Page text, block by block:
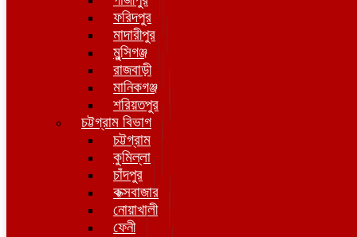
ফরিদপুর
মাদারীপুর
মুন্সিগঞ্জ
রাজবাড়ী
মানিকগঞ্জ
শরিয়তপুর
চট্টগ্রাম বিভাগ
চট্টগ্রাম
কুমিল্লা
চাঁদপুর
কক্সবাজার
নোয়াখালী
ফেনী